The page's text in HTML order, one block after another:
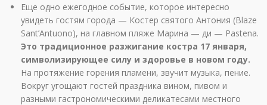
Еще одно ежегодное событие, которое интересно
увидеть гостям города — Костер святого Антония (Blaze
Sant’Antuono), на главном пляже Марина — ди — Pastena.
Это традиционное разжигание костра 17 января,
символизирующее силу и здоровье в новом году.
На протяжение горения пламени, звучит музыка, пение.
Вокруг угощают гостей праздника вином, пивом и
разными гастрономическими деликатесами местного